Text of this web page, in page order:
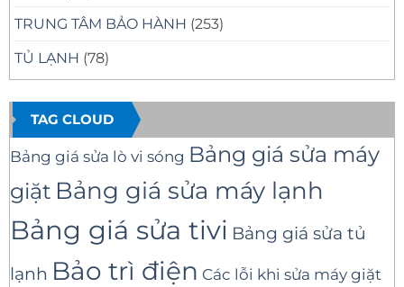
TRUNG TÂM BẢO HÀNH (253)
TỦ LẠNH (78)
TAG CLOUD
Bảng giá sửa lò vi sóng Bảng giá sửa máy
giặt Bảng giá sửa máy lạnh
Bảng giá sửa tivi Bảng giá sửa tủ
lạnh Bảo trì điện Các lỗi khi sửa máy giặt